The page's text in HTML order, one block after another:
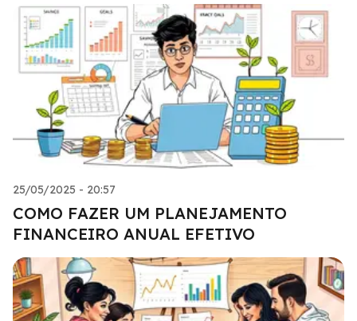
25/05/2025 - 20:57
COMO FAZER UM PLANEJAMENTO
FINANCEIRO ANUAL EFETIVO